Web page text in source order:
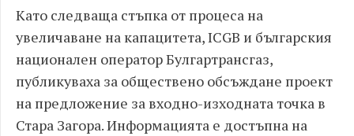
Като следваща стъпка от процеса на
увеличаване на капацитета, ICGB и българския
национален оператор Булгартрансгаз,
публикуваха за обществено обсъждане проект
на предложение за входно-изходната точка в
Стара Загора. Информацията е достъпна на